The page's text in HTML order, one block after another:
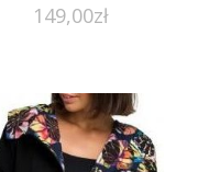
149,00zł